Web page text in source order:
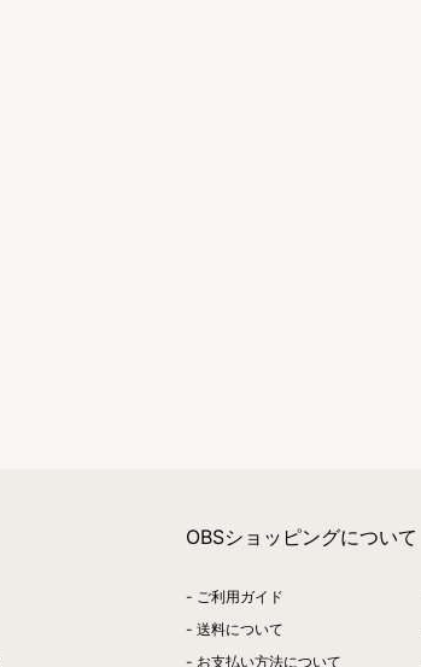
OBSショッピングについて
ご利用ガイド
送料について
お支払い方法について